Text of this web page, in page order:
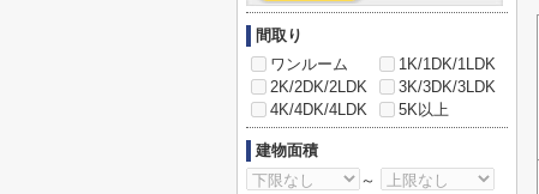
間取り
ワンルーム
1K/1DK/1LDK
2K/2DK/2LDK
3K/3DK/3LDK
4K/4DK/4LDK
5K以上
建物面積
～